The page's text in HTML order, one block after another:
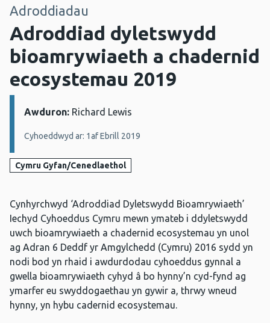
Adroddiadau
Adroddiad dyletswydd
bioamrywiaeth a chadernid
ecosystemau 2019
Manylion:
Awduron: Richard Lewis
Cyhoeddwyd ar: 1af Ebrill 2019
Cymru Gyfan/Cenedlaethol
Cynhyrchwyd ‘Adroddiad Dyletswydd Bioamrywiaeth’
Iechyd Cyhoeddus Cymru mewn ymateb i ddyletswydd
uwch bioamrywiaeth a chadernid ecosystemau yn unol
ag Adran 6 Deddf yr Amgylchedd (Cymru) 2016 sydd yn
nodi bod yn rhaid i awdurdodau cyhoeddus gynnal a
gwella bioamrywiaeth cyhyd â bo hynny’n cyd-fynd ag
ymarfer eu swyddogaethau yn gywir a, thrwy wneud
hynny, yn hybu cadernid ecosystemau.